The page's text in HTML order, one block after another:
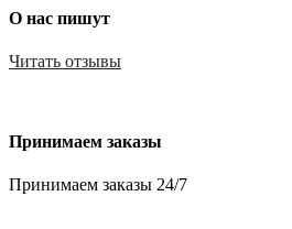
О нас пишут
Читать отзывы
Принимаем заказы
Принимаем заказы 24/7